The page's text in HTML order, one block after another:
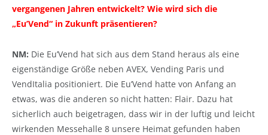
vergangenen Jahren entwickelt? Wie wird sich die
„Eu’Vend“ in Zukunft präsentieren?
NM: Die Eu’Vend hat sich aus dem Stand heraus als eine
eigenständige Größe neben AVEX, Vending Paris und
VendItalia positioniert. Die Eu’Vend hatte von Anfang an
etwas, was die anderen so nicht hatten: Flair. Dazu hat
sicherlich auch beigetragen, dass wir in der luftig und leicht
wirkenden Messehalle 8 unsere Heimat gefunden haben